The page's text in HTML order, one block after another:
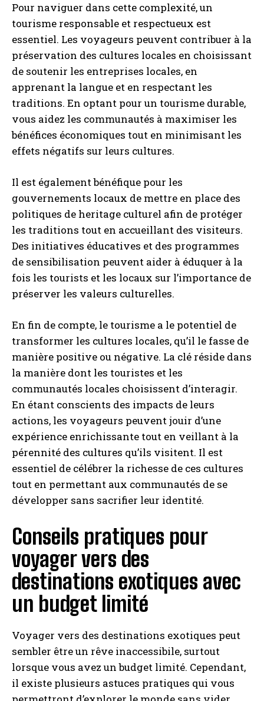
INSCRIPTION
J'ai lu et j'accepte la politique de confidentialité.
Pour naviguer dans cette complexité, un
tourisme responsable et respectueux est
essentiel. Les voyageurs peuvent contribuer à la
préservation des cultures locales en choisissant
de soutenir les entreprises locales, en
apprenant la langue et en respectant les
traditions. En optant pour un tourisme durable,
vous aidez les communautés à maximiser les
bénéfices économiques tout en minimisant les
effets négatifs sur leurs cultures.
Il est également bénéfique pour les
gouvernements locaux de mettre en place des
politiques de heritage culturel afin de protéger
les traditions tout en accueillant des visiteurs.
Des initiatives éducatives et des programmes
de sensibilisation peuvent aider à éduquer à la
fois les tourists et les locaux sur l’importance de
préserver les valeurs culturelles.
En fin de compte, le tourisme a le potentiel de
transformer les cultures locales, qu’il le fasse de
manière positive ou négative. La clé réside dans
la manière dont les touristes et les
communautés locales choisissent d’interagir.
En étant conscients des impacts de leurs
actions, les voyageurs peuvent jouir d’une
expérience enrichissante tout en veillant à la
pérennité des cultures qu’ils visitent. Il est
essentiel de célébrer la richesse de ces cultures
tout en permettant aux communautés de se
développer sans sacrifier leur identité.
Conseils pratiques pour
voyager vers des
destinations exotiques avec
un budget limité
Voyager vers des destinations exotiques peut
sembler être un rêve inaccessibile, surtout
lorsque vous avez un budget limité. Cependant,
il existe plusieurs astuces pratiques qui vous